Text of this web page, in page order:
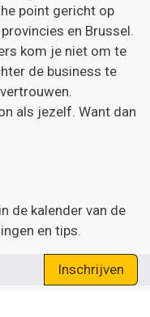
point gericht op
en Brussel.
kom je niet om te
de business te
als jezelf. Want dan
de kalender van de
en tips.
Inschrijven